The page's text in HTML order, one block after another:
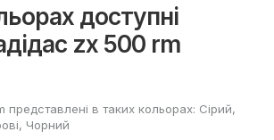
доступні
zx 500 rm
представлені в таких кольорах: Сірий,
Чорний